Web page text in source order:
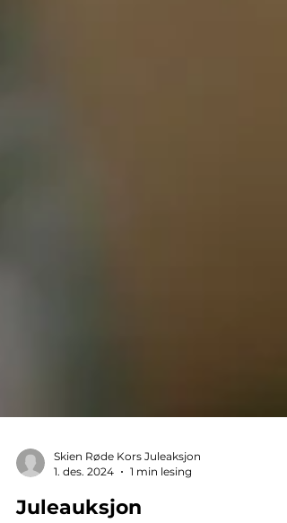
1. des. 2024
1 min lesing